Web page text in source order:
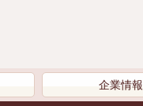
企業情報